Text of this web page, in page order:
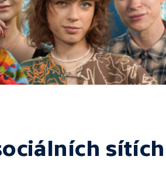
sítích